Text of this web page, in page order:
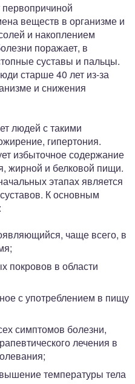
первопричиной
веществ в организме и
и накоплением
поражает, в
суставы и пальцы.
старше 40 лет из-за
и снижения
людей с такими
гипертония.
избыточное содержание
жирной и белковой пищи.
этапах является
К основным
чаще всего, в
покровов в области
с употреблением в пищу
симптомов болезни,
лечения в
температуры тела